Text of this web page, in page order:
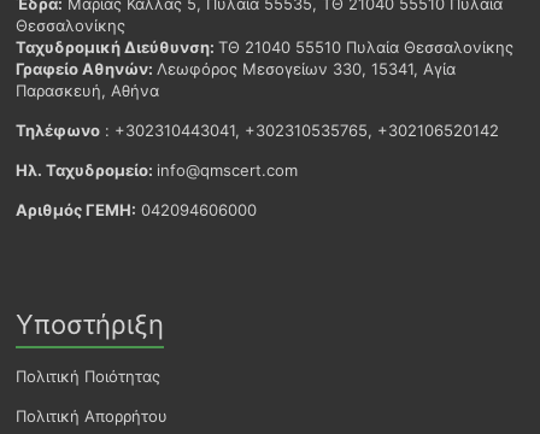
Θεσσαλονίκης
Ταχυδρομική Διεύθυνση:ΤΘ 21040 55510 Πυλαία Θεσσαλονίκης
Γραφείο Αθηνών: Λεωφόρος Μεσογείων 330, 15341, Αγία
Παρασκευή, Αθήνα
Τηλέφωνο : +302310443041, +302310535765, +302106520142
Ηλ. Ταχυδρομείο: info@qmscert.com
Αριθμός ΓΕΜΗ: 042094606000
Υποστήριξη
Πολιτική Ποιότητας
Πολιτική Απορρήτου